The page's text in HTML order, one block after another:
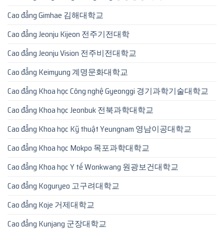
Cao đẳng Gimhae 김해대학교
Cao đẳng Jeonju Kijeon 전주기전대학
Cao đẳng Jeonju Vision 전주비전대학교
Cao đẳng Keimyung 계명문화대학교
Cao đẳng Khoa học Công nghệ Gyeonggi 경기과학기술대학교
Cao đẳng Khoa học Jeonbuk 전북과학대학교
Cao đẳng Khoa học Kỹ thuật Yeungnam 영남이공대학교
Cao đẳng Khoa học Mokpo 목포과학대학교
Cao đẳng Khoa học Y tế Wonkwang 원광보건대학교
Cao đẳng Koguryeo 고구려대학교
Cao đẳng Koje 거제대학교
Cao đẳng Kunjang 군장대학교